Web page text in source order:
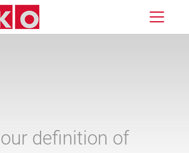
definition of